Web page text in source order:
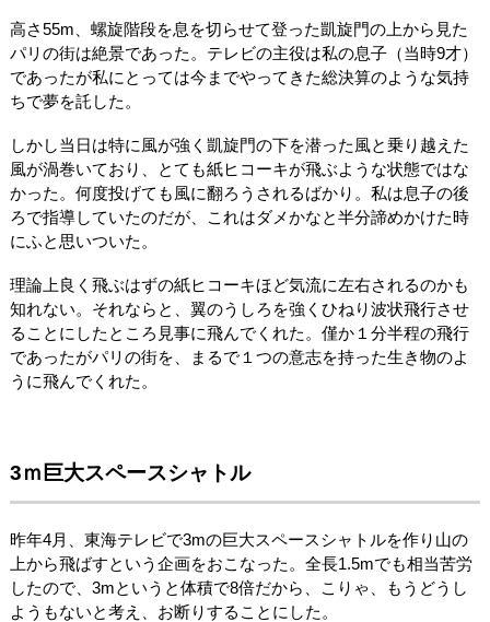
高さ55m、螺旋階段を息を切らせて登った凱旋門の上から見た
パリの街は絶景であった。テレビの主役は私の息子（当時9才）
であったが私にとっては今までやってきた総決算のような気持
ちで夢を託した。
しかし当日は特に風が強く凱旋門の下を潜った風と乗り越えた
風が渦巻いており、とても紙ヒコーキが飛ぶような状態ではな
かった。何度投げても風に翻ろうされるばかり。私は息子の後
ろで指導していたのだが、これはダメかなと半分諦めかけた時
にふと思いついた。
理論上良く飛ぶはずの紙ヒコーキほど気流に左右されるのかも
知れない。それならと、翼のうしろを強くひねり波状飛行させ
ることにしたところ見事に飛んでくれた。僅か１分半程の飛行
であったがパリの街を、まるで１つの意志を持った生き物のよ
うに飛んでくれた。
3ｍ巨大スペースシャトル
昨年4月、東海テレビで3mの巨大スペースシャトルを作り山の
上から飛ばすという企画をおこなった。全長1.5mでも相当苦労
したので、3mというと体積で8倍だから、こりゃ、もうどうし
ようもないと考え、お断りすることにした。